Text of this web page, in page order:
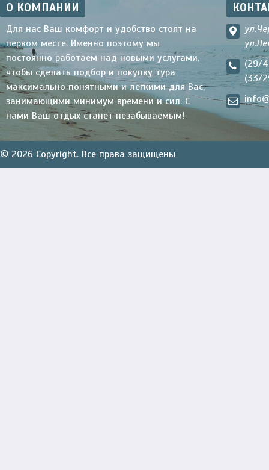
О КОМПАНИИ
Для нас Ваш комфорт и удобство стоят на
первом месте. Именно поэтому мы
постоянно работаем над новыми услугами,
чтобы сделать подбор и покупку тура
максимально понятными и легкими для Вас,
занимающими минимум времени и сил. С
нами Ваш отдых станет незабываемым!
(29/
(33/
© 2026 Copyright. Все права защищены